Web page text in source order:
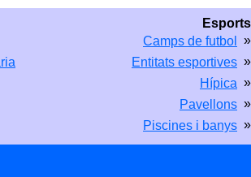
Esports
Camps de futbol
»
Entitats esportives »
Hípica »
Pavellons »
Piscines i banys »